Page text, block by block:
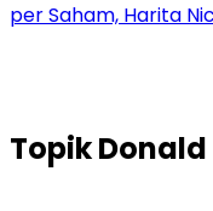
per Saham, Harita
Topik